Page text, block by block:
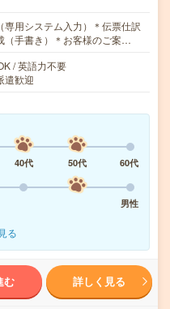
専用システム入力）＊伝票仕訳
（手書き）＊お客様のご案…
/ 英語力不要
遣歓迎
40代 50代
60代
男性
る
む 詳しく見る